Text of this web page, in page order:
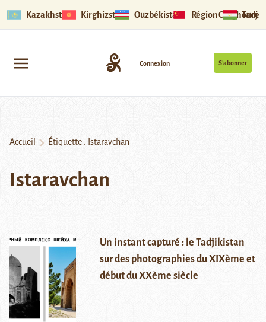
Kazakhstan Kirghizstan Ouzbékistan Région Ouïghoure
S’abonner
Connexion
Accueil Étiquette : Istaravchan
Istaravchan
Un instant capturé : le Tadjikistan
sur des photographies du XIXème et
début du XXème siècle